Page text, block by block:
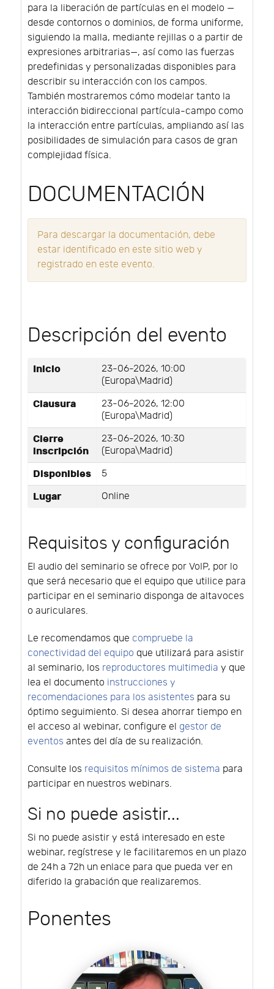
para la liberación de partículas en el modelo —
desde contornos o dominios, de forma uniforme,
siguiendo la malla, mediante rejillas o a partir de
expresiones arbitrarias—, así como las fuerzas
predefinidas y personalizadas disponibles para
describir su interacción con los campos.
También mostraremos cómo modelar tanto la
interacción bidireccional partícula-campo como
la interacción entre partículas, ampliando así las
posibilidades de simulación para casos de gran
complejidad física.
DOCUMENTACIÓN
Para descargar la documentación, debe
estar identificado en este sitio web y
registrado en este evento.
Descripción del evento
Inicio
23-06-2026, 10:00
(Europa\Madrid)
Clausura
23-06-2026, 12:00
(Europa\Madrid)
Cierre
inscripción
23-06-2026, 10:30
(Europa\Madrid)
Disponibles 5
Lugar Online
Requisitos y configuración
El audio del seminario se ofrece por VoIP, por lo
que será necesario que el equipo que utilice para
participar en el seminario disponga de altavoces
o auriculares.
Le recomendamos que compruebe la
conectividad del equipo que utilizará para asistir
al seminario, los reproductores multimedia y que
lea el documento instrucciones y
recomendaciones para los asistentes para su
óptimo seguimiento. Si desea ahorrar tiempo en
el acceso al webinar, configure el gestor de
eventos antes del día de su realización.
Consulte los requisitos mínimos de sistema para
participar en nuestros webinars.
Si no puede asistir...
Si no puede asistir y está interesado en este
webinar, regístrese y le facilitaremos en un plazo
de 24h a 72h un enlace para que pueda ver en
diferido la grabación que realizaremos.
Ponentes